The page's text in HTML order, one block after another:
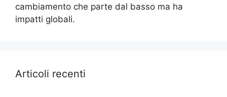
cambiamento che parte dal basso ma ha
impatti globali.
Articoli recenti